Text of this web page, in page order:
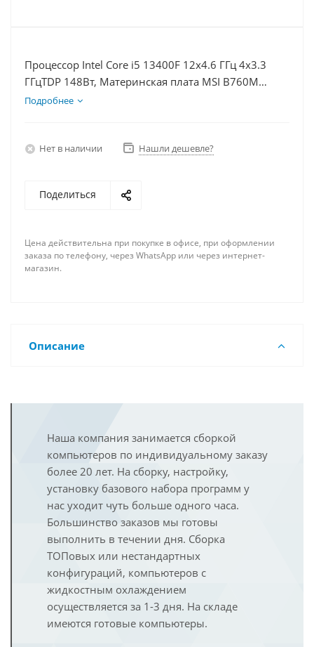
Процессор Intel Core i5 13400F 12x4.6 ГГц 4x3.3
ГГцTDP 148Вт, Материнская плата MSI B760M
BOMBER WIFI D5, Видеокарта RTX 4060Ti 8Гб,
Подробнее
Нет в наличии Нашли дешевле?
Поделиться
Цена действительна при покупке в офисе, при оформлении
заказа по телефону, через WhatsApp или через интернет-
магазин.
Описание
Наша компания занимается сборкой
компьютеров по индивидуальному заказу
более 20 лет. На сборку, настройку,
установку базового набора программ у
нас уходит чуть больше одного часа.
Большинство заказов мы готовы
выполнить в течении дня. Сборка
ТОПовых или нестандартных
конфигураций, компьютеров с
жидкостным охлаждением
осуществляется за 1-3 дня. На складе
имеются готовые компьютеры.